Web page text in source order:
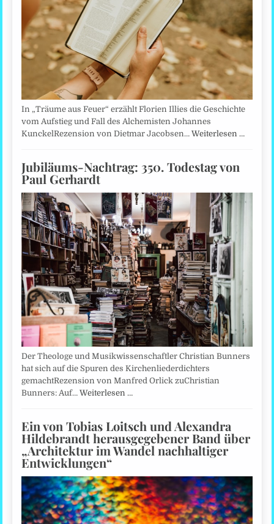
In „Träume aus Feuer“ erzählt Florien Illies die Geschichte
vom Aufstieg und Fall des Alchemisten Johannes
KunckelRezension von Dietmar Jacobsen…Weiterlesen …
Jubiläums-Nachtrag: 350. Todestag von
Paul Gerhardt
Der Theologe und Musikwissenschaftler Christian Bunners
hat sich auf die Spuren des Kirchenliederdichters
gemachtRezension von Manfred Orlick zuChristian
Bunners: Auf…Weiterlesen …
Ein von Tobias Loitsch und Alexandra
Hildebrandt herausgegebener Band über
„Architektur im Wandel nachhaltiger
Entwicklungen“